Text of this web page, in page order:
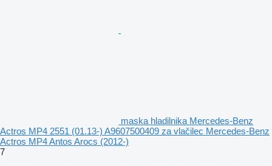
maska hladilnika Mercedes-Benz
Actros MP4 2551 (01.13-) A9607500409 za vlačilec Mercedes-Benz
Actros MP4 Antos Arocs (2012-)
7